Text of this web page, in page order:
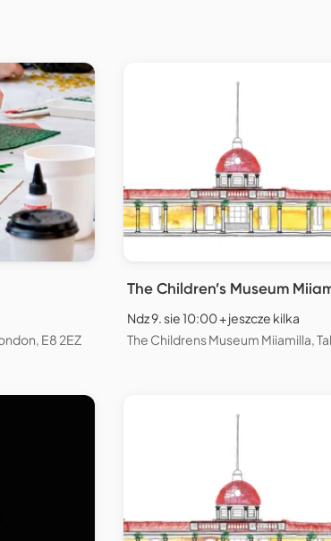
E8 2EZ
The Children’s Museum
Ndz 9. sie 10:00 + jeszcze kilka
The Childrens Museum Miiamilla,